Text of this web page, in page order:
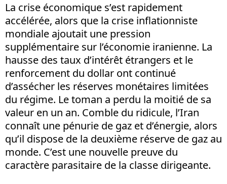
La crise économique s’est rapidement
accélérée, alors que la crise inflationniste
mondiale ajoutait une pression
supplémentaire sur l’économie iranienne. La
hausse des taux d’intérêt étrangers et le
renforcement du dollar ont continué
d’assécher les réserves monétaires limitées
du régime. Le toman a perdu la moitié de sa
valeur en un an. Comble du ridicule, l’Iran
connaît une pénurie de gaz et d’énergie, alors
qu’il dispose de la deuxième réserve de gaz au
monde. C’est une nouvelle preuve du
caractère parasitaire de la classe dirigeante.